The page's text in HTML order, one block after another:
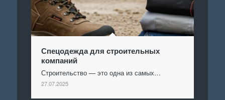
Спецодежда для строительных
компаний
Строительство — это одна из самых…
27.07.2025